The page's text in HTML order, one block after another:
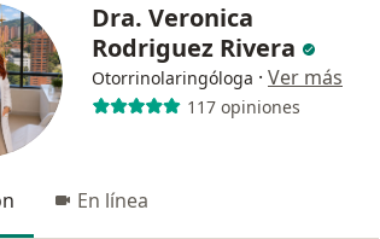
Dra. Veronica
Rodriguez Rivera
Otorrinolaringóloga · Ver más
117 opiniones
En línea